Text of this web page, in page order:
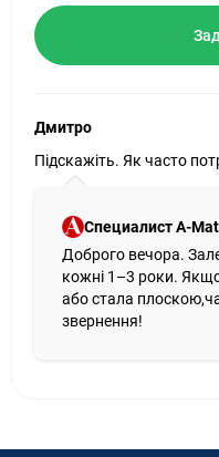
Дмитро
Підскажіть. Як часто
Специалист A-
Доброго вечора.
кожні 1–3 роки.
або стала
звернення!